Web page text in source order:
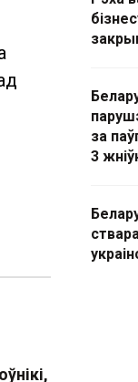
за
3